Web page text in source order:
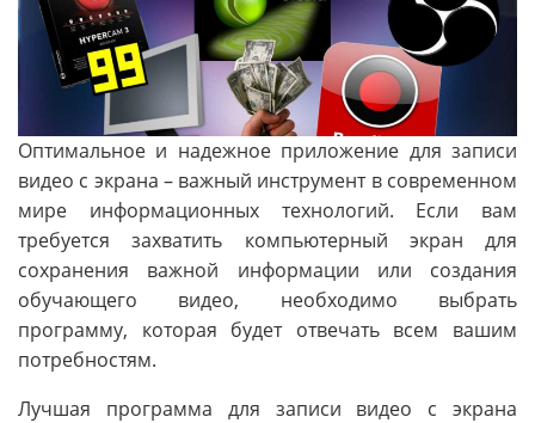
Оптимальное и надежное приложение для записи
видео с экрана – важный инструмент в современном
мире информационных технологий. Если вам
требуется захватить компьютерный экран для
сохранения важной информации или создания
обучающего видео, необходимо выбрать
программу, которая будет отвечать всем вашим
потребностям.
Лучшая программа для записи видео с экрана